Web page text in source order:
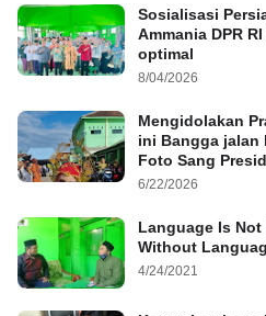
Sosialisasi
Ammania DPR
optimal
8/04/2026
Mengidolakan
ini Bangga jalan
Foto Sang
6/22/2026
Language Is
Without
4/24/2021